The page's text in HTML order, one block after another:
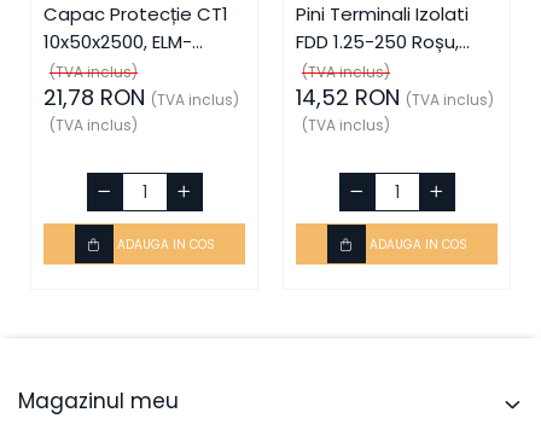
Capac Protecție CT1
10x50x2500, ELM-
56050825C, Elmark
(TVA inclus)
21,78 RON (TVA inclus)
(TVA inclus)
ADAUGA IN COS
Pini Terminali Izolati
FDD 1.25-250 Roșu,
ELM-59006, Elmark
(TVA inclus)
14,52 RON (TVA inclus)
(TVA inclus)
ADAUGA IN COS
Magazinul meu